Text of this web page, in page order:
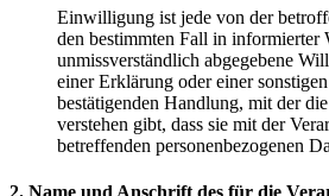
Einwilligung ist jede von der
den bestimmten Fall in informierter
unmissverständlich abgegebene
einer Erklärung oder einer
bestätigenden Handlung, mit der
verstehen gibt, dass sie mit der
betreffenden personenbezogenen